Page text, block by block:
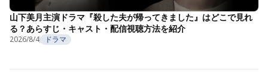
山下美月主演ドラマ『殺した夫が帰ってきました』はどこで見れ
る？あらすじ・キャスト・配信視聴方法を紹介
2026/8/4 ドラマ